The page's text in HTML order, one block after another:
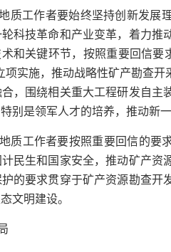
质工作者要始终坚持创新发展
科技革命和产业变革，着力推
和关键环节，按照重要回信要
项实施，推动战略性矿产勘查
，围绕相关重大工程研发自主
别是领军人才的培养，推动新
质工作者要按照重要回信的要
民生和国家安全，推动矿产
的要求贯穿于矿产资源勘查开
文明建设。